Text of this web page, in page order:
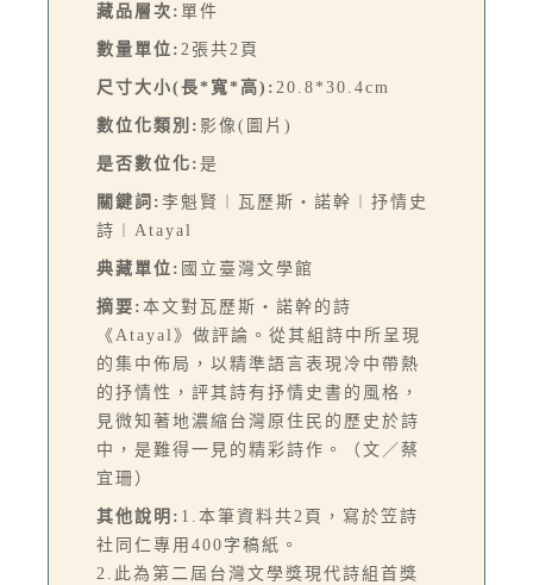
藏品層次: 單件
數量單位: 2張共2頁
尺寸大小(長*寬*高): 20.8*30.4cm
數位化類別: 影像(圖片)
是否數位化: 是
關鍵詞: 李魁賢︱瓦歷斯‧諾幹︱抒情史
詩︱Atayal
典藏單位: 國立臺灣文學館
摘要: 本文對瓦歷斯‧諾幹的詩
《Atayal》做評論。從其組詩中所呈現
的集中佈局，以精準語言表現冷中帶熱
的抒情性，評其詩有抒情史書的風格，
見微知著地濃縮台灣原住民的歷史於詩
中，是難得一見的精彩詩作。（文／蔡
宜珊）
其他說明: 1.本筆資料共2頁，寫於笠詩
社同仁專用400字稿紙。
2.此為第二屆台灣文學獎現代詩組首獎